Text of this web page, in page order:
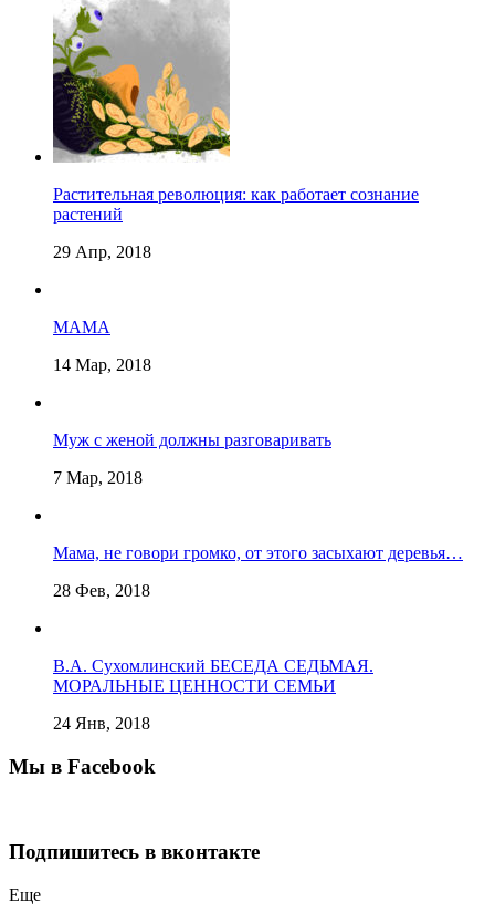
Растительная революция: как работает сознание
растений
29 Апр, 2018
МАМА
14 Мар, 2018
Муж с женой должны разговаривать
7 Мар, 2018
Мама, не говори громко, от этого засыхают деревья…
28 Фев, 2018
В.А. Сухомлинский БЕСЕДА СЕДЬМАЯ.
МОРАЛЬНЫЕ ЦЕННОСТИ СЕМЬИ
24 Янв, 2018
Мы в Facebook
Подпишитесь в вконтакте
Еще